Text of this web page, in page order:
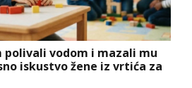
polivali vodom i mazali mu
iskustvo žene iz vrtića za